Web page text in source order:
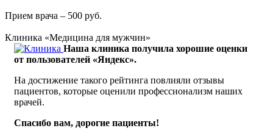
Прием врача – 500 руб.
Клиника «Медицина для мужчин»
Наша клиника получила хорошие оценки
от пользователей «Яндекс».
На достижение такого рейтинга повлияли отзывы
пациентов, которые оценили профессионализм наших
врачей.
Спасибо вам, дорогие пациенты!